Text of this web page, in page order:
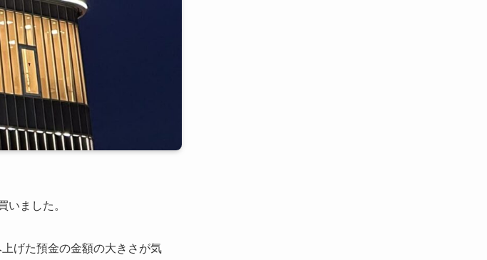
いました。
げた預金の金額の大きさが気